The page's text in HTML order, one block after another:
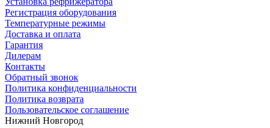
Регистрация оборудования
Температурные режимы
Доставка и оплата
Гарантия
Дилерам
Контакты
Обратный звонок
Политика конфиденциальности
Политика возврата
Пользовательское соглашение
Нижний Новгород